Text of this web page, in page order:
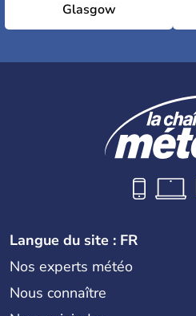
Glasgow
Langue du site : FR
Nos experts météo
Nous connaître